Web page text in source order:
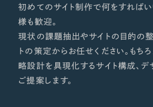
初めてのサイト制作で何をすれば
様も歓迎。
現状の課題抽出やサイトの目的の整
トの策定からお任せください。もち
略設計を具現化するサイト構成、デ
ご提案します。